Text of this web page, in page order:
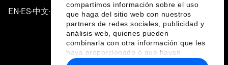
compartimos información sobre el uso
que haga del sitio web con nuestros
partners de redes sociales, publicidad y
análisis web, quienes pueden
combinarla con otra información que les
haya proporcionado o que hayan
recopilado a partir del uso que haya
EN ▪ES▪中文▪ 日本語